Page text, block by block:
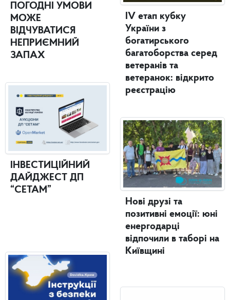
ПОГОДНІ УМОВИ
МОЖЕ
ВІДЧУВАТИСЯ
НЕПРИЄМНИЙ
ЗАПАХ
ІНВЕСТИЦІЙНИЙ
ДАЙДЖЕСТ ДП
“СЕТАМ”
IV етап кубку
України з
богатирського
багатоборства серед
ветеранів та
ветеранок: відкрито
реєстрацію
Нові друзі та
позитивні емоції: юні
енергодарці
відпочили в таборі на
Київщині